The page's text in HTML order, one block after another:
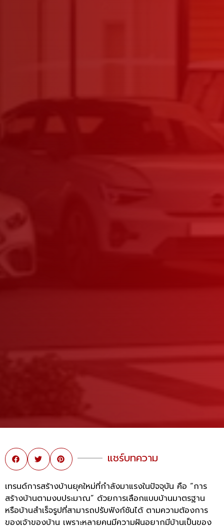
แชร์บทความ
เทรนด์การสร้างบ้านยุคใหม่ที่กำลังมาแรงในปัจจุบัน คือ “การ
สร้างบ้านตามงบประมาณ” ด้วยการเลือกแบบบ้านมาตรฐาน
หรือบ้านสำเร็จรูปที่สามารถปรับฟังก์ชันได้ ตามความต้องการ
ของเจ้าของบ้าน เพราะหลายคนมีความฝันอยากมีบ้านเป็นของ